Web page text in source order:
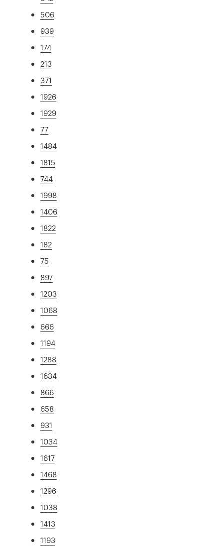
506
939
174
213
371
1926
1929
77
1484
1815
744
1998
1406
1822
182
75
897
1203
1068
666
1194
1288
1634
866
658
931
1034
1617
1468
1296
1038
1413
1193